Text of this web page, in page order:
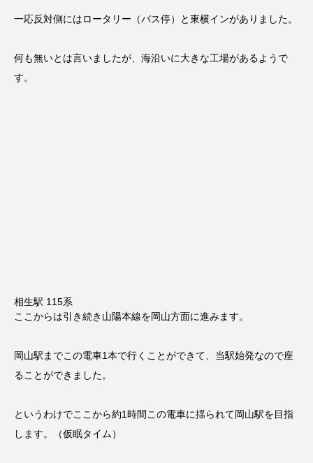
一応反対側にはロータリー（バス停）と東横インがありました。
何も無いとは言いましたが、海沿いに大きな工場があるようで
す。
相生駅 115系
ここからは引き続き山陽本線を岡山方面に進みます。
岡山駅までこの電車1本で行くことができて、当駅始発なので座
ることができました。
というわけでここから約1時間この電車に揺られて岡山駅を目指
します。（仮眠タイム）